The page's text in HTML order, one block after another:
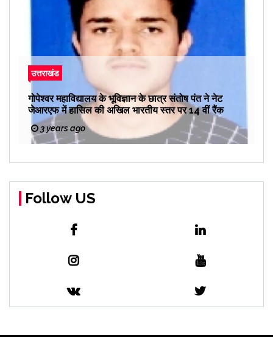
उत्तराखंड
गोपेश्वर महाविद्यालय के भूविज्ञान के छात्र संतोष पंत ने नेट
जेआरएफ में हासिल की अखिल भारतीय स्तर पर 14 वीं रैंक
3 years ago
Follow US